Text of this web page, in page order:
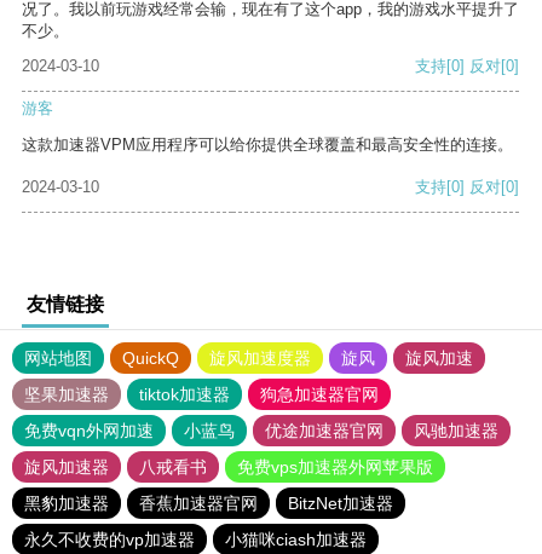
况了。我以前玩游戏经常会输，现在有了这个app，我的游戏水平提升了
不少。
2024-03-10
支持[0] 反对[0]
游客
这款加速器VPM应用程序可以给你提供全球覆盖和最高安全性的连接。
2024-03-10 支持[0] 反对[0]
友情链接
网站地图 QuickQ 旋风加速度器 旋风
旋风加速
坚果加速器
tiktok加速器
狗急加速器官网
免费vqn外网加速
小蓝鸟 优途加速器官网
风驰加速器
旋风加速器
八戒看书
免费vps加速器外网苹果版
黑豹加速器
香蕉加速器官网
BitzNet加速器
永久不收费的vp加速器
小猫咪ciash加速器